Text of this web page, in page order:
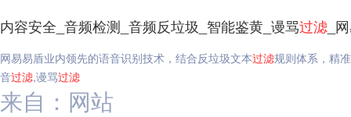
内容安全_音频检测_音频反垃圾_智能鉴黄_谩骂过滤 _
网易易盾业内领先的语音识别技术，结合反垃圾文本过滤规则体系，精
音过滤,谩骂过滤
来自：网站